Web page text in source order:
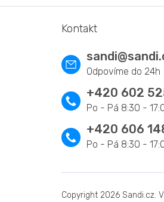
Kontakt
sandi@
+420 602
+420 606
Copyright 2026 Sandi.cz.